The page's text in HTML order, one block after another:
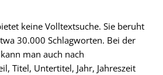
keine Volltextsuche. Sie beruht
30.000 Schlagworten. Bei der
man auch nach
Titel, Untertitel, Jahr, Jahreszeit